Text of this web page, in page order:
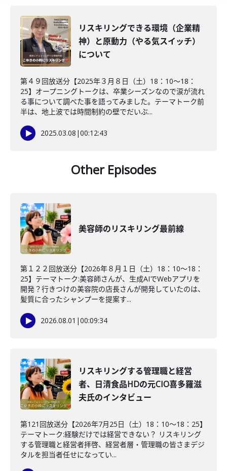
リスキリングできる環境（企業精
神）と原動力（やる気スイッチ）
について
第４９回放送分【2025年３月８日（土）18：10～18：
25】オープニングトークは、卒業シーズンなので涙が流れ
る事について調べた事を語ってみました。テーマトーク前
半は、地上波では時間制約の壁でだいぶ...
2025.03.08 |00:12:43
Other Episodes
美容師のリスキリング最前線
第１２２回放送分【2026年８月１日（土）18：10～18：
25】テーマトーク:美容師さんが、生成AIでWebアプリを
開発？行きつけの美容院の店長さんが開発していたのは、
髪質に合ったシャンプーを提案す...
2026.08.01 |00:09:34
リスキリングする管理職と経営
者、日清食品HDの元CIO喜多羅滋
夫氏のインタビュー
第121回放送分【2026年7月25日（土）18：10～18：25】
テーマトーク:経験だけでは経営できない？ リスキリング
する管理職と経営者拝啓、経営者層・管理職の皆さまデジ
タルを担当者任せになってい...